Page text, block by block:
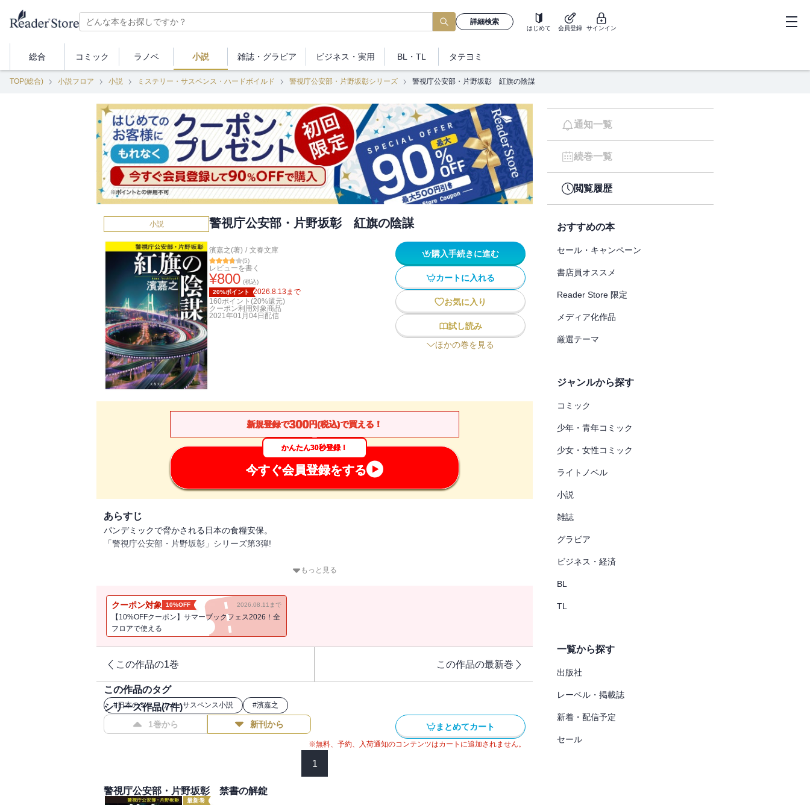
詳細検索
はじめて 会員登録 サインイン
総合 コミック ラノベ 小説 雑誌・ グラビア ビジネス ・実用 BL・TL タテヨミ
TOP(総合) 小説フロア 小説 ミステリー・サスペンス・ハードボイルド 警視庁公安部・片野坂彰シリーズ 警視庁公安部・片野坂彰 紅旗の陰謀
小説 警視庁公安部・片野坂彰 紅旗の陰謀
濱嘉之(著) / 文春文庫
(5)
レビューを書く
¥800 (税込)
20%ポイント
2026.8.13まで
160ポイント(20%還元)
クーポン利用対象商品
2021年01月04日 配信
購入手続きに進む
カートに入れる
お気に入り
試し読み
ほかの巻を見る
新規登録で300円(税込)で買える！
かんたん30秒登録！
今すぐ会員登録をする
あらすじ
パンデミックで脅かされる日本の食糧安保。
「警視庁公安部・片野坂彰」シリーズ第3弾!
新型コロナウイルスが蔓延する中、茨城で牛泥棒のベトナム人が斬殺された。
片野坂率いる精鋭チームの調査により、中国政府の企てる陰謀に気付く。
やがてコロナに乗じた国家ぐるみの“食の簒奪”の全貌が明らかに。
書き下ろし公安シリーズ第3弾！
もっと見る
クーポン対象 10%OFF 2026.08.11まで
【10%OFFクーポン】サマーブックフェス2026！全
フロアで使える
この作品の1巻 この作品の最新巻
この作品のタグ
#日本のミステリー・サスペンス小説 #濱嘉之
シリーズ作品(7件)
1巻から 新刊から まとめてカート
※無料、予約、入荷通知のコンテンツはカートに追加されません。
1
警視庁公安部・片野坂彰 禁書の解錠
最新巻
通知一覧
続巻一覧
閲覧履歴
おすすめの本
セール・キャンペーン
書店員オススメ
Reader Store 限定
メディア化作品
厳選テーマ
ジャンルから探す
コミック
少年・青年コミック
少女・女性コミック
ライトノベル
小説
雑誌
グラビア
ビジネス・経済
BL
TL
一覧から探す
出版社
レーベル・掲載誌
新着・配信予定
セール